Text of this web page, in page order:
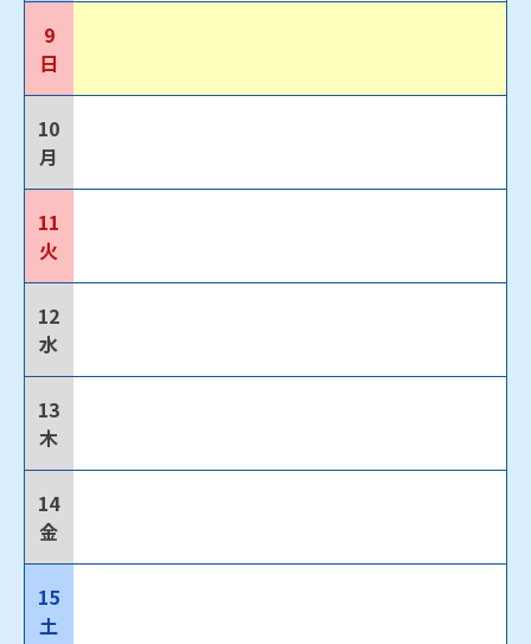
9
日
10
月
11
火
12
水
13
木
14
金
15
土